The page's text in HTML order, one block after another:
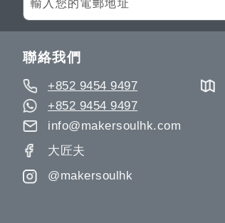
Up
for
Our
聯絡我們
+852 9454 9497
+852 9454 9497
info@makersoulhk.com
大匠夫
@makersoulhk